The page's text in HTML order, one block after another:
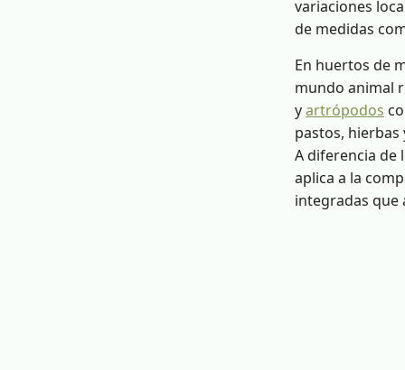
variaciones
de medidas
En huertos de
mundo animal
yartrópodos
pastos, hierbas
A diferencia de
aplica a la
integradas que